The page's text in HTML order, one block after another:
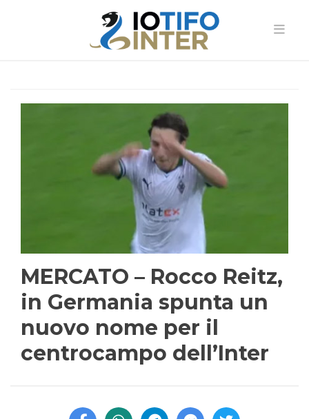
MERCATO – Rocco Reitz,
in Germania spunta un
nuovo nome per il
centrocampo dell’Inter